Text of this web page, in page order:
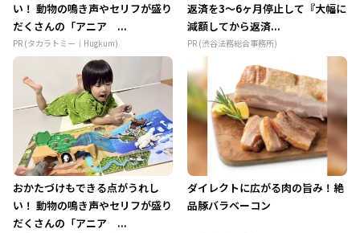
い！ 動物の鳴き声やセリフが盛り
だくさんの「アニア ...
PR (タカラトミー｜Hugkum)
返済を3～6ヶ月停止して『大幅に
減額してから返済...
PR (渋谷法務総合事務所)
おかたづけもできる点がうれし
い！ 動物の鳴き声やセリフが盛り
だくさんの「アニア ...
ダイレクトに広がる肉の旨み！絶
品豚バラベーコン